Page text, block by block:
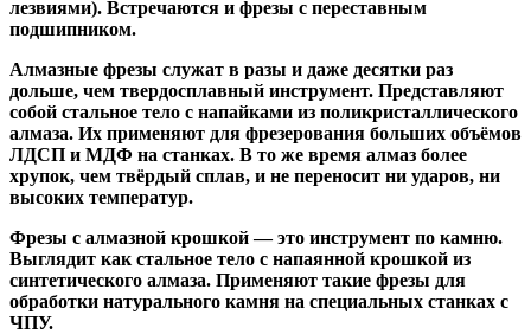
лезвиями). Встречаются и фрезы с переставным
подшипником.
Алмазные фрезы служат в разы и даже десятки раз
дольше, чем твердосплавный инструмент. Представляют
собой стальное тело с напайками из поликристаллического
алмаза. Их применяют для фрезерования больших объёмов
ЛДСП и МДФ на станках. В то же время алмаз более
хрупок, чем твёрдый сплав, и не переносит ни ударов, ни
высоких температур.
Фрезы с алмазной крошкой— это инструмент по камню.
Выглядит как стальное тело с напаянной крошкой из
синтетического алмаза. Применяют такие фрезы для
обработки натурального камня на специальных станках с
ЧПУ.